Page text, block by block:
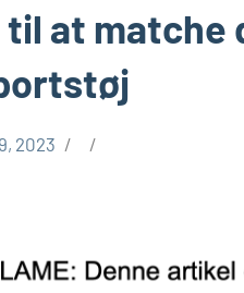
at matche
2023